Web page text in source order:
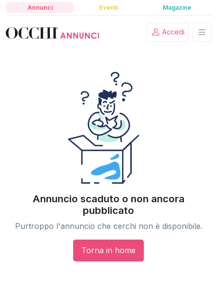
Annunci Eventi Magazine
Accedi
Annuncio scaduto o non ancora
pubblicato
Purtroppo l'annuncio che cerchi non è disponibile.
Torna in home